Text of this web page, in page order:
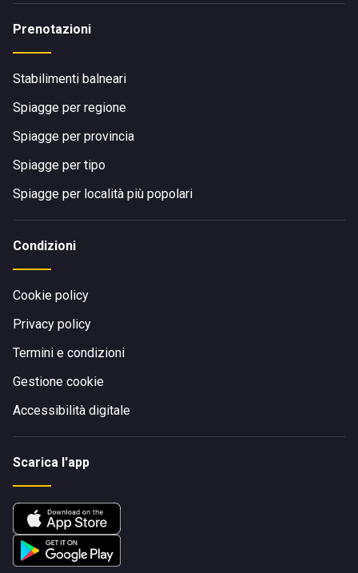
Prenotazioni
Stabilimenti balneari
Spiagge per regione
Spiagge per provincia
Spiagge per tipo
Spiagge per località più popolari
Condizioni
Cookie policy
Privacy policy
Termini e condizioni
Gestione cookie
Accessibilità digitale
Scarica l'app